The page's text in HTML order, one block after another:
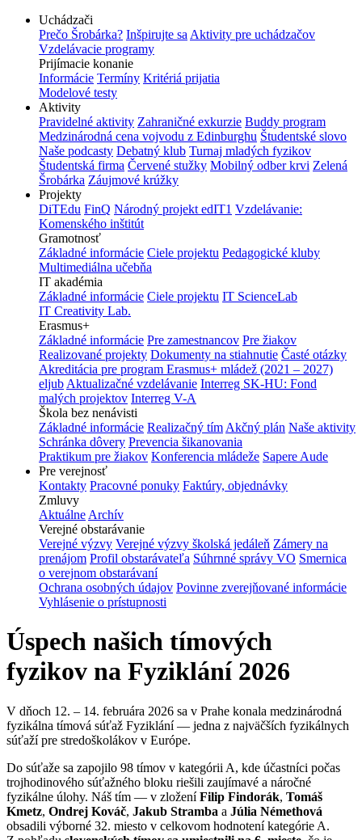
Uchádzači
Prečo Šrobárka? Inšpirujte sa Aktivity pre uchádzačov
Vzdelávacie programy
Prijímacie konanie
Informácie Termíny Kritériá prijatia
Modelové testy
Aktivity
Pravidelné aktivity Zahraničné exkurzie Buddy program
Medzinárodná cena vojvodu z Edinburghu Študentské slovo
Naše podcasty Debatný klub Turnaj mladých fyzikov
Študentská firma Červené stužky Mobilný odber krvi Zelená
Šrobárka Záujmové krúžky
Projekty
DiTEdu FinQ Národný projekt edIT1 Vzdelávanie:
Komenského inštitút
Gramotnosť
Základné informácie Ciele projektu Pedagogické kluby
Multimediálna učebňa
IT akadémia
Základné informácie Ciele projektu IT ScienceLab
IT Creativity Lab.
Erasmus+
Základné informácie Pre zamestnancov Pre žiakov
Realizované projekty Dokumenty na stiahnutie Časté otázky
Akreditácia pre program Erasmus+ mládež (2021 – 2027)
eljub Aktualizačné vzdelávanie Interreg SK-HU: Fond
malých projektov Interreg V-A
Škola bez nenávisti
Základné informácie Realizačný tím Akčný plán Naše aktivity
Schránka dôvery Prevencia šikanovania
Praktikum pre žiakov Konferencia mládeže Sapere Aude
Pre verejnosť
Kontakty Pracovné ponuky Faktúry, objednávky
Zmluvy
Aktuálne Archív
Verejné obstarávanie
Verejné výzvy Verejné výzvy školská jedáleň Zámery na
prenájom Profil obstarávateľa Súhrnné správy VO Smernica
o verejnom obstarávaní
Ochrana osobných údajov Povinne zverejňované informácie
Vyhlásenie o prístupnosti
Úspech našich tímových
fyzikov na Fyziklání 2026
V dňoch 12. – 14. februára 2026 sa v Prahe konala medzinárodná
fyzikálna tímová súťaž Fyziklání — jedna z najväčších fyzikálnych
súťaží pre stredoškolákov v Európe.
Do súťaže sa zapojilo 98 tímov v kategórii A, kde účastníci počas
trojhodinového súťažného bloku riešili zaujímavé a náročné
fyzikálne úlohy. Náš tím — v zloženíFilip Findorák, Tomáš
Kmetz, Ondrej Kováč, Jakub Stramba a Júlia Némethová
obsadili výborné 32. miesto v celkovom hodnotení kategórie A.